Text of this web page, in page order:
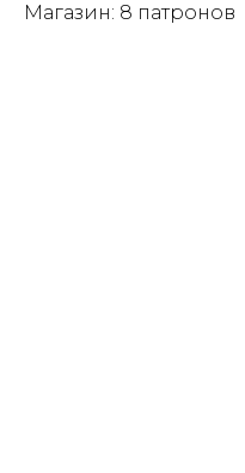
Магазин: 8 патронов